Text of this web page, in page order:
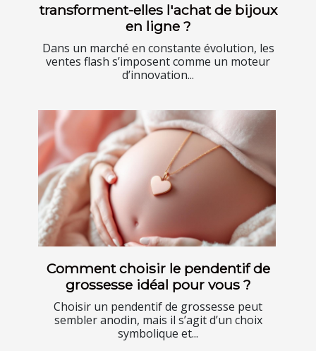
transforment-elles l'achat de bijoux
en ligne ?
Dans un marché en constante évolution, les
ventes flash s’imposent comme un moteur
d’innovation...
Comment choisir le pendentif de
grossesse idéal pour vous ?
Choisir un pendentif de grossesse peut
sembler anodin, mais il s’agit d’un choix
symbolique et...